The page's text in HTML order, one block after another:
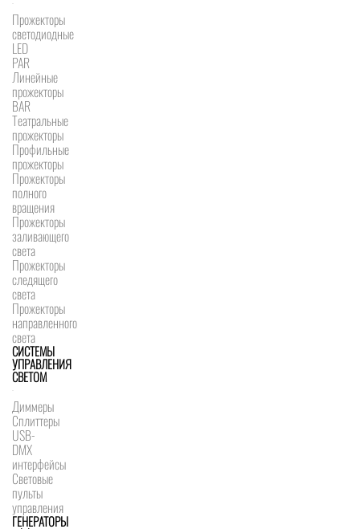
Прожекторы
светодиодные
LED
PAR
Линейные
прожекторы
BAR
Театральные
прожекторы
Профильные
прожекторы
Прожекторы
полного
вращения
Прожекторы
заливающего
света
Прожекторы
следящего
света
Прожекторы
направленного
света
СИСТЕМЫ
УПРАВЛЕНИЯ
СВЕТОМ
Диммеры
Сплиттеры
USB-
DMX
интерфейсы
Световые
пульты
управления
ГЕНЕРАТОРЫ